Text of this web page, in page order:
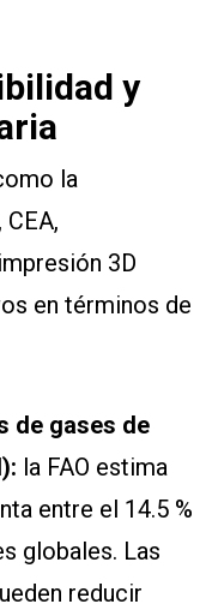
y
la
3D
en términos de
de gases de
la FAO estima
entre el 14.5 %
globales. Las
reducir